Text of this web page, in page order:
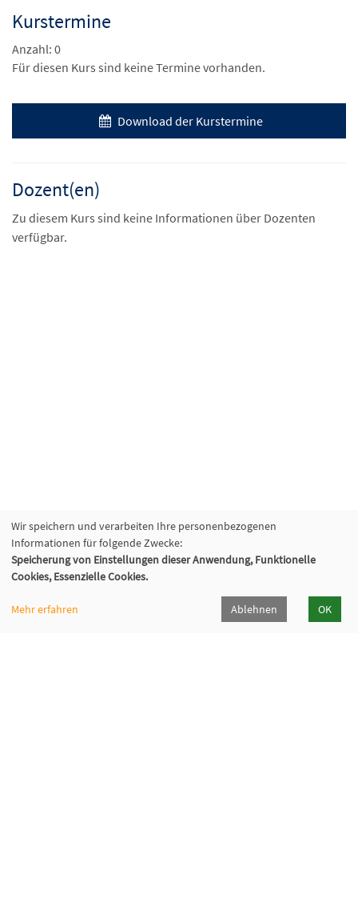
Kurstermine
Anzahl: 0
Für diesen Kurs sind keine Termine vorhanden.
Download der Kurstermine
Dozent(en)
Zu diesem Kurs sind keine Informationen über Dozenten
verfügbar.
Wir speichern und verarbeiten Ihre personenbezogenen
Informationen für folgende Zwecke:
Speicherung von Einstellungen dieser Anwendung, Funktionelle
Cookies, Essenzielle Cookies.
Mehr erfahren Ablehnen OK